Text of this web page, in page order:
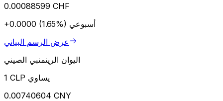
0.00088599 CHF
+0.0000 (1.65%) أسبوعي
عرض الرسم البياني
اليوان الرينمنبي الصيني
1 CLP يساوي
0.00740604 CNY